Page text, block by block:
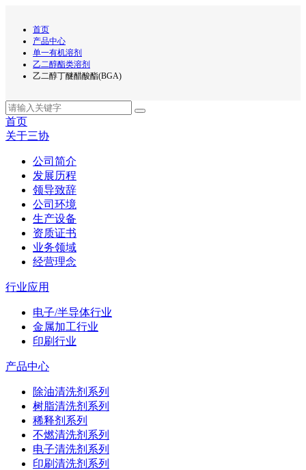
首页
产品中心
单一有机溶剂
乙二醇酯类溶剂
乙二醇丁醚醋酸酯(BGA)
首页
关于三协
公司简介
发展历程
领导致辞
公司环境
生产设备
资质证书
业务领域
经营理念
行业应用
电子/半导体行业
金属加工行业
印刷行业
产品中心
除油清洗剂系列
树脂清洗剂系列
稀释剂系列
不燃清洗剂系列
电子清洗剂系列
印刷清洗剂系列